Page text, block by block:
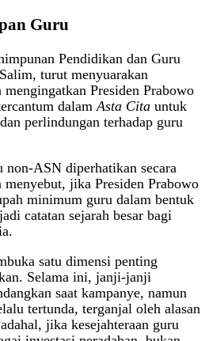
Guru
Pendidikan dan Guru
turut menyuarakan
Presiden Prabowo
dalamAsta Cita untuk
perlindungan terhadap guru
non-ASN diperhatikan secara
jika Presiden Prabowo
minimum guru dalam bentuk
catatan sejarah besar bagi
satu dimensi penting
Selama ini, janji-janji
saat kampanye, namun
tertunda, terganjal oleh alasan
jika kesejahteraan guru